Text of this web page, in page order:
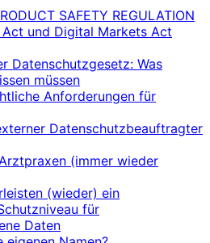
SAFETY REGULATION
und Digital Markets Act
Datenschutzgesetz: Was
müssen
Anforderungen für
Datenschutzbeauftragter
(immer wieder
(wieder) ein
für
Daten